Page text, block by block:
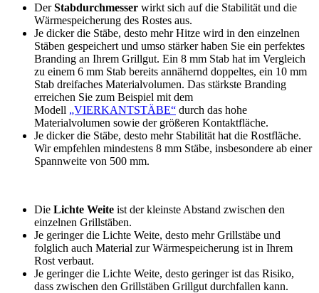
DerStabdurchmesser wirkt sich auf die Stabilität und die
Wärmespeicherung des Rostes aus.
Je dicker die Stäbe, desto mehr Hitze wird in den einzelnen
Stäben gespeichert und umso stärker haben Sie ein perfektes
Branding an Ihrem Grillgut. Ein 8 mm Stab hat im Vergleich
zu einem 6 mm Stab bereits annähernd doppeltes, ein 10 mm
Stab dreifaches Materialvolumen. Das stärkste Branding
erreichen Sie zum Beispiel mit dem
Modell „VIERKANTSTÄBE“ durch das hohe
Materialvolumen sowie der größeren Kontaktfläche.
Je dicker die Stäbe, desto mehr Stabilität hat die Rostfläche.
Wir empfehlen mindestens 8 mm Stäbe, insbesondere ab einer
Spannweite von 500 mm.
Die Lichte Weite ist der kleinste Abstand zwischen den
einzelnen Grillstäben.
Je geringer die Lichte Weite, desto mehr Grillstäbe und
folglich auch Material zur Wärmespeicherung ist in Ihrem
Rost verbaut.
Je geringer die Lichte Weite, desto geringer ist das Risiko,
dass zwischen den Grillstäben Grillgut durchfallen kann.